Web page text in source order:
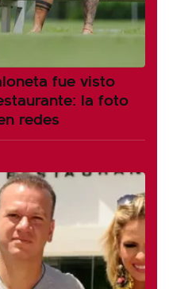
fue visto
la foto
redes